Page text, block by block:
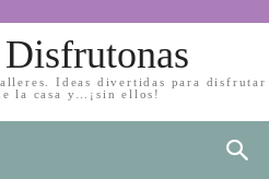
Ideas divertidas para disfrutar
la casa y…¡sin ellos!